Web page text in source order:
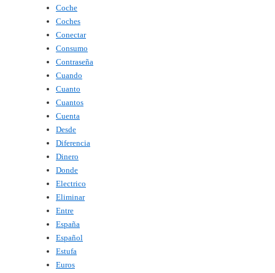
Coche
Coches
Conectar
Consumo
Contraseña
Cuando
Cuanto
Cuantos
Cuenta
Desde
Diferencia
Dinero
Donde
Electrico
Eliminar
Entre
España
Español
Estufa
Euros